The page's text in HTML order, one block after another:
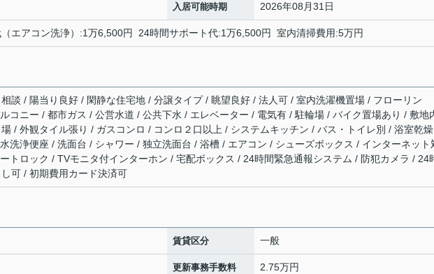
入居可能時期 2026年08月31日
エアコン洗浄）:1万6,500円 24時間サポート代:1万6,500円 室内清掃費用:5万円
談 / 陽当り良好 / 閑静な住宅地 / 分譲タイプ / 眺望良好 / 法人可 / 室内洗濯機置場 / フローリン
コニー / 都市ガス / 公営水道 / 公共下水 / エレベーター / 電気有 / 駐輪場 / バイク置場あり / 敷地
/ 外観タイル張り / ガスコンロ / コンロ２口以上 / システムキッチン / バス・トイレ別 / 浴室乾燥
洗浄便座 / 洗面台 / シャワー / 独立洗面台 / 浴槽 / エアコン / シューズボックス / インターネット
トロック / TVモニタ付インターホン / 宅配ボックス / 24時間緊急通報システム / 防犯カメラ / 24
可 / 初期費用カード決済可
賃貸区分 一般
更新事務手数料 2.75万円